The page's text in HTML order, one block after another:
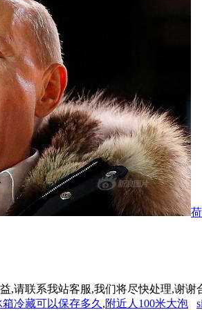
,请联系我站客服,我们将尽快处理,谢谢
冷藏可以保存多久 ,附近人100米大泡